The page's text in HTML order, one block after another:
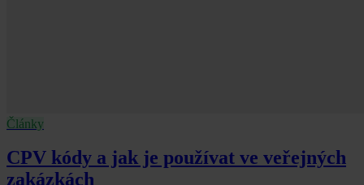
Články
CPV kódy a jak je používat ve veřejných
zakázkách